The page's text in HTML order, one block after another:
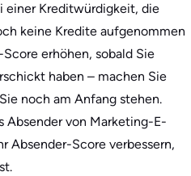
einer Kreditwürdigkeit, die
keine Kredite aufgenommen
erhöhen, sobald Sie
haben – machen Sie
noch am Anfang stehen.
Absender von Marketing-E-
Absender-Score verbessern,